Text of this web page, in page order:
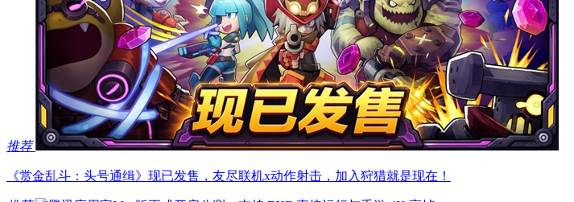
推荐
《赏金乱斗：头号通缉》现已发售，友尽联机x动作射击，加入狩猎就是现在！